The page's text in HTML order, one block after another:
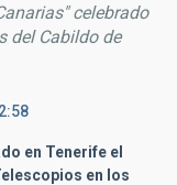
celebrado
del Cabildo de
en Tenerife el
en los